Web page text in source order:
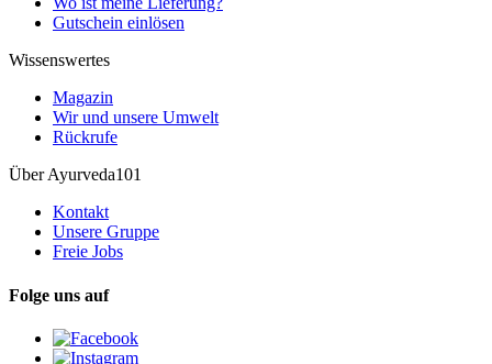
Gutschein einlösen
Wissenswertes
Magazin
Wir und unsere Umwelt
Rückrufe
Über Ayurveda101
Kontakt
Unsere Gruppe
Freie Jobs
Folge uns auf